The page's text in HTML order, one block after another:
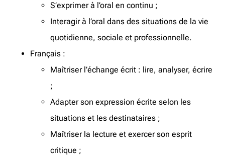
S’exprimer à l’oral en continu ;
Interagir à l’oral dans des situations de la vie
quotidienne, sociale et professionnelle.
Français :
Maîtriser l’échange écrit : lire, analyser, écrire
;
Adapter son expression écrite selon les
situations et les destinataires ;
Maîtriser la lecture et exercer son esprit
critique ;